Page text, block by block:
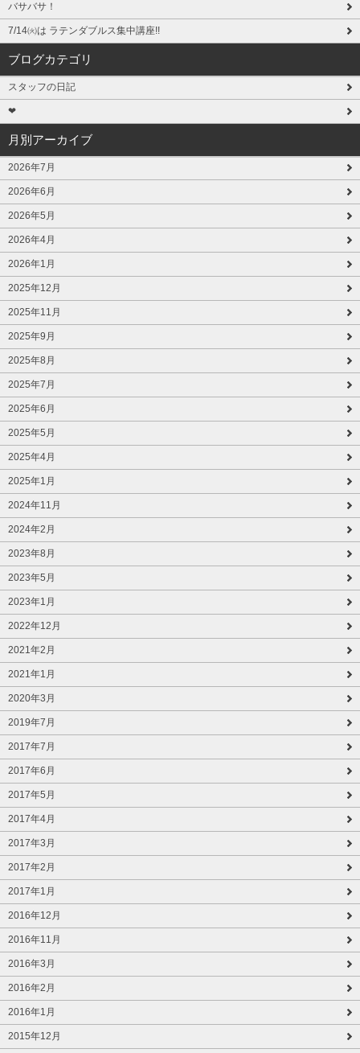
バサバサ！
7/14㈫は ラテンダブルス集中講座!!
ブログカテゴリ
スタッフの日記
❤
月別アーカイブ
2026年7月
2026年6月
2026年5月
2026年4月
2026年1月
2025年12月
2025年11月
2025年9月
2025年8月
2025年7月
2025年6月
2025年5月
2025年4月
2025年1月
2024年11月
2024年2月
2023年8月
2023年5月
2023年1月
2022年12月
2021年2月
2021年1月
2020年3月
2019年7月
2017年7月
2017年6月
2017年5月
2017年4月
2017年3月
2017年2月
2017年1月
2016年12月
2016年11月
2016年3月
2016年2月
2016年1月
2015年12月